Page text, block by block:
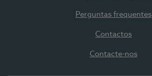
Perguntas frequentes
Contactos
Contacte-nos